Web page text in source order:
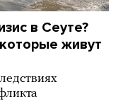
в Сеуте?
живут